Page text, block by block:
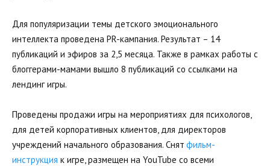
Для популяризации темы детского эмоционального
интеллекта проведена PR-кампания. Результат – 14
публикаций и эфиров за 2,5 месяца. Также в рамках работы с
блоггерами-мамами вышло 8 публикаций со ссылками на
лендинг игры.
Проведены продажи игры на мероприятиях для психологов,
для детей корпоративных клиентов, для директоров
учреждений начального образования. Снят фильм-
инструкция к игре, размещен на YouTube со всеми